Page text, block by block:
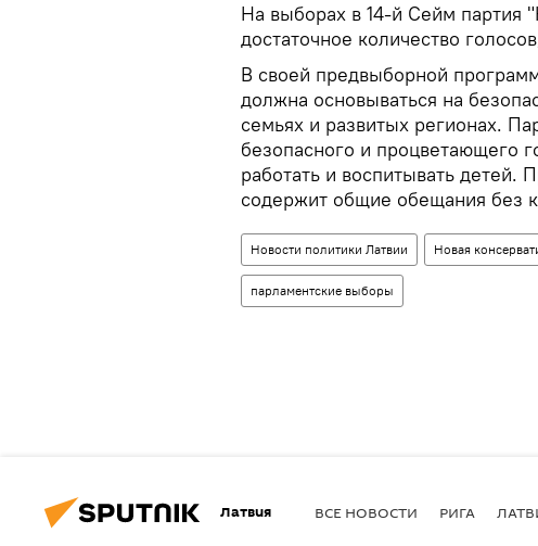
На выборах в 14-й Сейм партия
достаточное количество
В своей предвыборной
должна основываться на
семьях и развитых регионах.
безопасного и процветающего
работать и воспитывать детей.
содержит общие обещания без
Новости политики Латвии Новая
парламентские выборы
Латвия ВСЕ НОВОСТИ РИГА